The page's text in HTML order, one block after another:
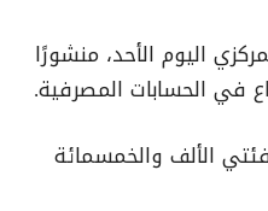
اليوم الأحد، منشورًا
في الحسابات المصرفية.
الألف والخمسمائة